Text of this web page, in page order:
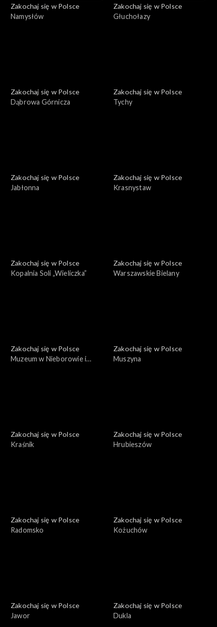
Zakochaj się w Polsce
Namysłów
Zakochaj się w Polsce
Głuchołazy
Zakochaj się w Polsce
Dąbrowa Górnicza
Zakochaj się w Polsce
Tychy
Zakochaj się w Polsce
Jabłonna
Zakochaj się w Polsce
Krasnystaw
Zakochaj się w Polsce
Kopalnia Soli „Wieliczka”
Zakochaj się w Polsce
Warszawskie Bielany
Zakochaj się w Polsce
Muzeum w Nieborowie i
Zakochaj się w Polsce
Muszyna
Zakochaj się w Polsce
Kraśnik
Zakochaj się w Polsce
Hrubieszów
Zakochaj się w Polsce
Radomsko
Zakochaj się w Polsce
Kożuchów
Zakochaj się w Polsce
Jawor
Zakochaj się w Polsce
Dukla